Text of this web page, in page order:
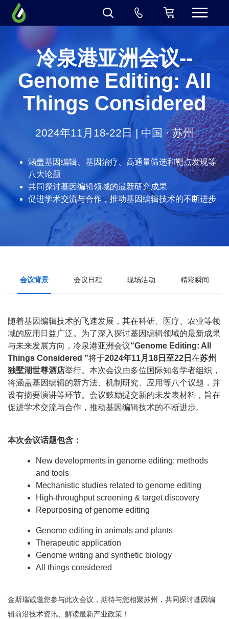
冷泉港亚洲会议--
Genome Editing: All
Things Considered
2024年11月18-22日 | 中国 · 苏州
涵盖基因编辑、基因治疗、高通量筛选和靶点发现等
八大论题
共同探讨基因编辑领域的最新研究成果
促进学术交流与合作，推动基因编辑技术的不断进步
会议背景 会议日程 现场活动 精彩瞬间
随着基因编辑技术的飞速发展，其在科研、医疗、农业等领
域的应用日益广泛。为了深入探讨基因编辑领域的最新成果
与未来发展方向，冷泉港亚洲会议“Genome Editing: All
Things Considered ”将于2024年11月18日至22日 在苏州
独墅湖世尊酒店举行。本次会议由多位国际知名学者组织，
将涵盖基因编辑的新方法、机制研究、应用等八个议题，并
设有摘要演讲等环节。会议鼓励提交新的未发表材料，旨在
促进学术交流与合作，推动基因编辑技术的不断进步。
本次会议话题包含：
New developments in genome editing: methods
and tools
Mechanistic studies related to genome editing
High-throughput screening & target discovery
Repurposing of genome editing
Genome editing in animals and plants
Therapeutic application
Genome writing and synthetic biology
All things considered
金斯瑞诚邀您参与此次会议，期待与您相聚苏州，共同探讨基因编
辑前沿技术资讯、解读最新产业政策！